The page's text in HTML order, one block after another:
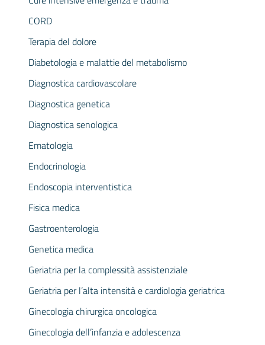
CORD
Terapia del dolore
Diabetologia e malattie del metabolismo
Diagnostica cardiovascolare
Diagnostica genetica
Diagnostica senologica
Ematologia
Endocrinologia
Endoscopia interventistica
Fisica medica
Gastroenterologia
Genetica medica
Geriatria per la complessità assistenziale
Geriatria per l’alta intensità e cardiologia geriatrica
Ginecologia chirurgica oncologica
Ginecologia dell’infanzia e adolescenza